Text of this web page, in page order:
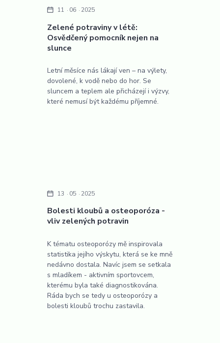
Zelené potraviny v létě:
Osvědčený pomocník nejen na
slunce
11 06 2025
Letní měsíce nás lákají ven – na výlety,
dovolené, k vodě nebo do hor. Se
sluncem a teplem ale přicházejí i výzvy,
které nemusí být každému příjemné.
Bolesti kloubů a osteoporóza -
vliv zelených potravin
13 05 2025
K tématu osteoporózy mě inspirovala
statistika jejího výskytu, která se ke mně
nedávno dostala. Navíc jsem se setkala
s mladíkem - aktivním sportovcem,
kterému byla také diagnostikována.
Ráda bych se tedy u osteoporózy a
bolesti kloubů trochu zastavila.